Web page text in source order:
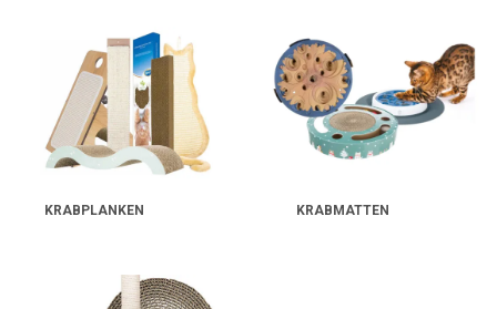
KRABPLANKEN KRABMATTEN